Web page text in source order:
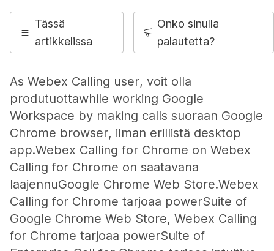
Tässä
artikkelissa
Onko sinulla
palautetta?
As Webex Calling user, voit olla
produtuottawhile working Google
Workspace by making calls suoraan Google
Chrome browser, ilman erillistä desktop
app.Webex Calling for Chrome on Webex
Calling for Chrome on saatavana
laajennuGoogle Chrome Web Store.Webex
Calling for Chrome tarjoaa powerSuite of
Google Chrome Web Store, Webex Calling
for Chrome tarjoaa powerSuite of